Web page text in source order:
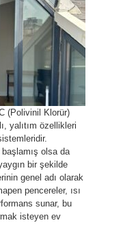
(Polivinil Klorür)
yalıtım özellikleri
olsa da
bir şekilde
genel adı olarak
pencereler, ısı
sunar, bu
isteyen ev